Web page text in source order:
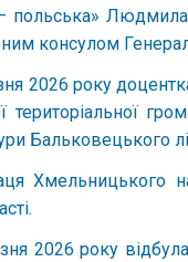
Людмила
консулом
2026 року
територіальної
Хмельницького
2026 року